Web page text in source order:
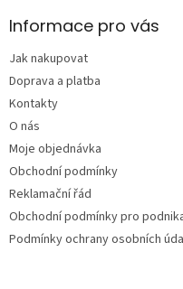
aInformace pro vás
Jak nakupovat
Doprava a platba
Kontakty
O nás
Moje objednávka
Obchodní podmínky
Reklamační řád
Obchodní podmínky pro
Podmínky ochrany osobních